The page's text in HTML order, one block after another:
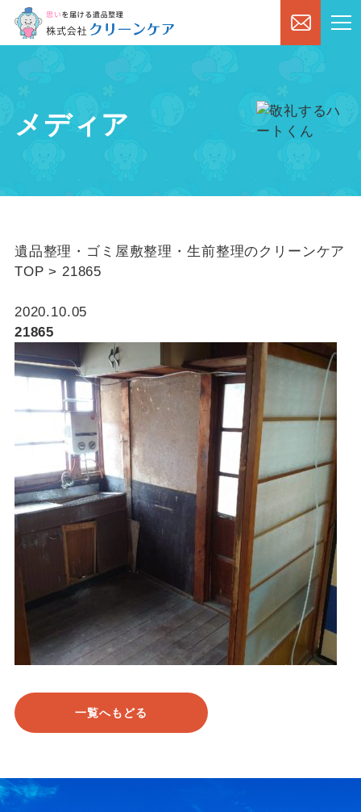
メディア
遺品整理・ゴミ屋敷整理・生前整理のクリーンケア
TOP > 21865
2020.10.05
21865
一覧へもどる